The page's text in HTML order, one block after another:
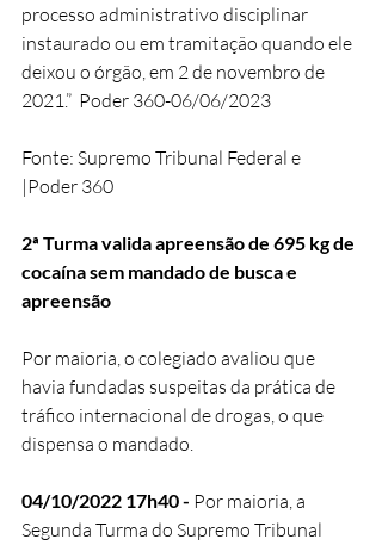
processo administrativo disciplinar
instaurado ou em tramitação quando ele
deixou o órgão, em 2 de novembro de
2021.”  Poder 360-06/06/2023
Fonte: Supremo Tribunal Federal e
|Poder 360
2ª Turma valida apreensão de 695 kg de
cocaína sem mandado de busca e
apreensão
Por maioria, o colegiado avaliou que
havia fundadas suspeitas da prática de
tráfico internacional de drogas, o que
dispensa o mandado.
04/10/2022 17h40 - Por maioria, a
Segunda Turma do Supremo Tribunal